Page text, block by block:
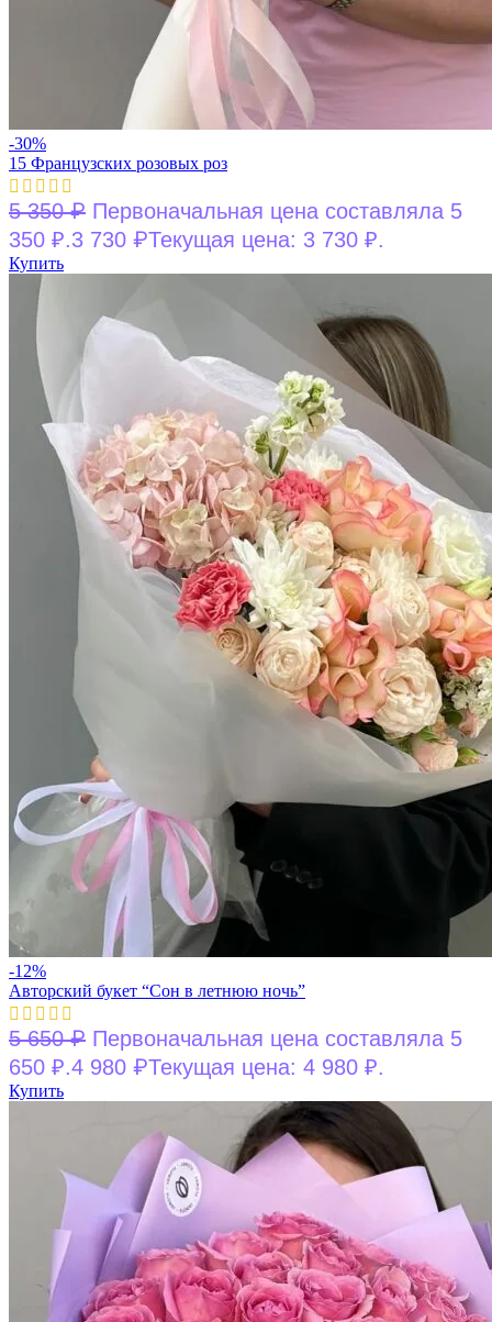
-30%
15 Французских розовых роз
5 350₽ Первоначальная цена составляла 5
350 ₽.3 730 ₽Текущая цена: 3 730 ₽.
Купить
-12%
Авторский букет “Сон в летнюю ночь”
5 650₽ Первоначальная цена составляла 5
650 ₽.4 980 ₽Текущая цена: 4 980 ₽.
Купить